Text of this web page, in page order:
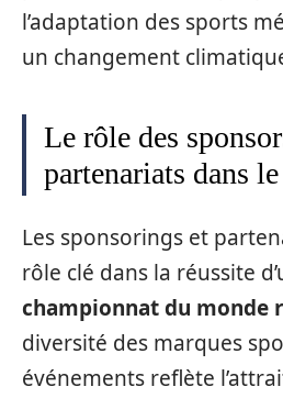
l’adaptation des sports
un changement
Le rôle des
partenariats dans
Les sponsorings et
rôle clé dans la réussite
championnat du monde
diversité des marques
événements reflète